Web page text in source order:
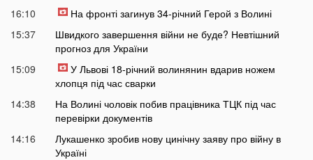
16:10
На фронті загинув 34-річний Герой з Волині
15:37
Швидкого завершення війни не буде? Невтішний
прогноз для України
15:09
У Львові 18-річний волинянин вдарив ножем
хлопця під час сварки
14:38
На Волині чоловік побив працівника ТЦК під час
перевірки документів
14:16
Лукашенко зробив нову цинічну заяву про війну в
Україні